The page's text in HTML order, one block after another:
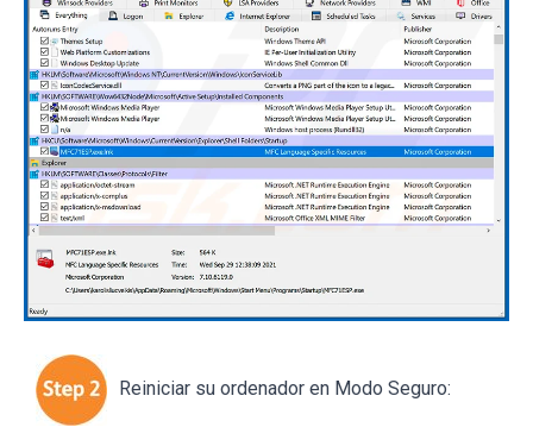
Reiniciar su ordenador en Modo Seguro: